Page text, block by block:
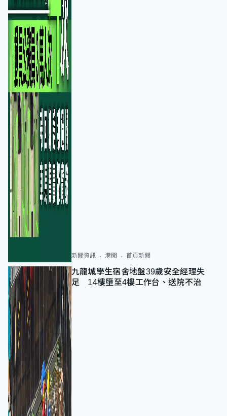
新聞資訊 港聞 首頁新聞
九龍城學生宿舍地盤39歲安全經理失
足 14樓墮至4樓工作台、送院不治